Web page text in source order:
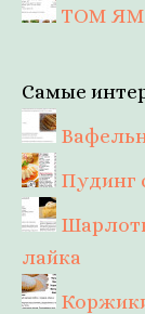
ТОМ ЯМ
Самые
Пудинг
лайка